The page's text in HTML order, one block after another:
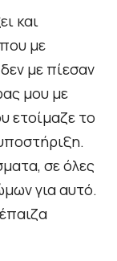
και
με
με πίεσαν
μου με
ετοίμαζε το
σε όλες
για αυτό.